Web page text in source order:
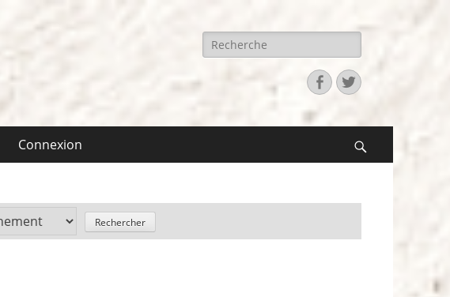
Recherche
pour:
Facebook
Twitter
Connexion